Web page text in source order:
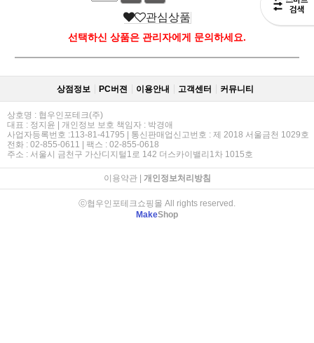
관심상품
선택하신 상품은 관리자에게 문의하세요.
상점정보 PC버젼 이용안내 고객센터 커뮤니티
상호명 : 협우인포테크(주)
대표 : 정지윤 | 개인정보 보호 책임자 : 박경애
사업자등록번호 :113-81-41795 | 통신판매업신고번호 : 제 2018 서울금천 1029호
전화 : 02-855-0611 | 팩스 : 02-855-0618
주소 : 서울시 금천구 가산디지털1로 142 더스카이밸리1차 1015호
이용약관| 개인정보처리방침
ⓒ협우인포테크쇼핑몰 All rights reserved.
MakeShop